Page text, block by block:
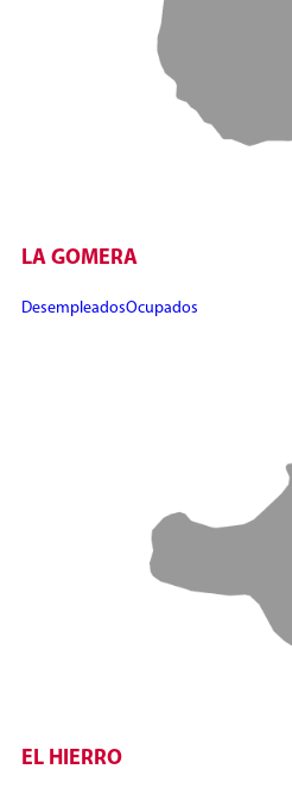
LA GOMERA
DesempleadosOcupados
EL HIERRO